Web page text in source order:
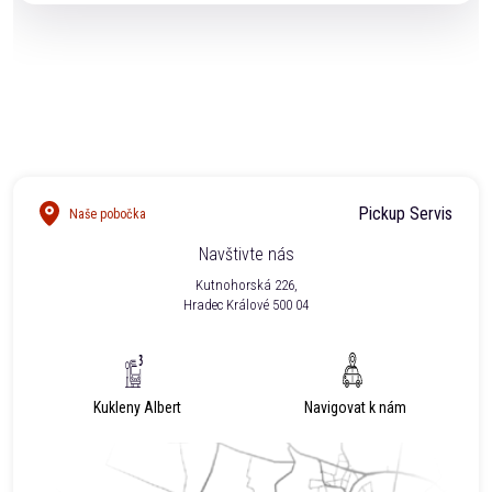
Naše pobočka
Pickup Servis
Navštivte nás
Kutnohorská 226,
Hradec Králové 500 04
Kukleny Albert Navigovat k nám